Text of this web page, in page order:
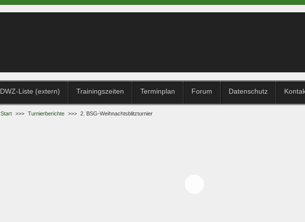
DWZ-Liste (extern) Trainingszeiten Terminplan Forum Datenschutz
Start >>> Turnierberichte >>> 2. BSG-Weihnachtsblitzturnier